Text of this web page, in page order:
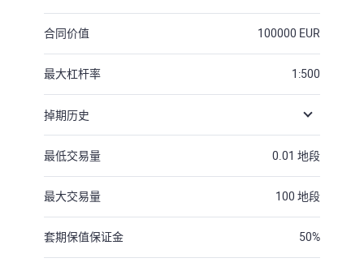
合同价值 100000 EUR
最大杠杆率 1:500
掉期历史
最低交易量 0.01 地段
最大交易量 100 地段
套期保值保证金 50%